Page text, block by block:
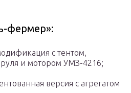
фермер»:
с тентом,
и мотором УМЗ-4216;
версия с агрегатом